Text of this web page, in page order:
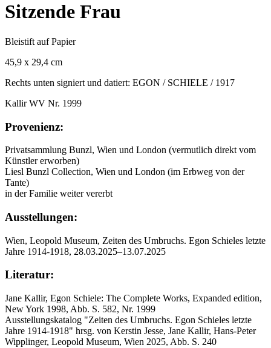
Sitzende Frau
Bleistift auf Papier
45,9 x 29,4 cm
Rechts unten signiert und datiert: EGON / SCHIELE / 1917
Kallir WV Nr. 1999
Provenienz:
Privatsammlung Bunzl, Wien und London (vermutlich direkt vom
Künstler erworben)
Liesl Bunzl Collection, Wien und London (im Erbweg von der
Tante)
in der Familie weiter vererbt
Ausstellungen:
Wien, Leopold Museum, Zeiten des Umbruchs. Egon Schieles letzte
Jahre 1914-1918, 28.03.2025–13.07.2025
Literatur:
Jane Kallir, Egon Schiele: The Complete Works, Expanded edition,
New York 1998, Abb. S. 582, Nr. 1999
Ausstellungskatalog "Zeiten des Umbruchs. Egon Schieles letzte
Jahre 1914-1918" hrsg. von Kerstin Jesse, Jane Kallir, Hans-Peter
Wipplinger, Leopold Museum, Wien 2025, Abb. S. 240